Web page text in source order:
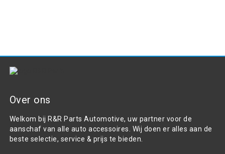
Over ons
Welkom bij R&R Parts Automotive, uw partner voor de
aanschaf van alle auto accessoires. Wij doen er alles aan de
beste selectie, service & prijs te bieden.